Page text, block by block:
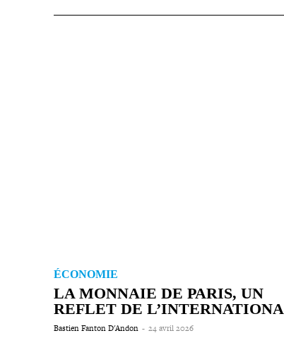
ÉCONOMIE
LA MONNAIE DE PARIS, UN
REFLET DE
Bastien Fanton D'Andon - 24 avril 2026